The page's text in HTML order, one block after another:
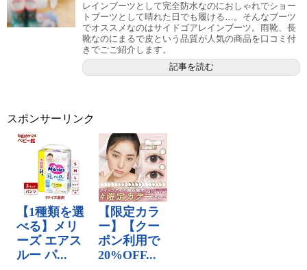
レインブーツとして完全防水なのにおしゃれでショー
トブーツとして晴れた日でも履ける…。そんなブーツ
でオススメなのはサイドゴアレインブーツ。雨靴、長
靴なのにまるで皮という品質が人気の商品を口コミ付
きでごご紹介します。
記事を読む
スポンサーリンク